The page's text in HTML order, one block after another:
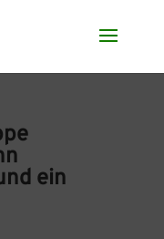
ein